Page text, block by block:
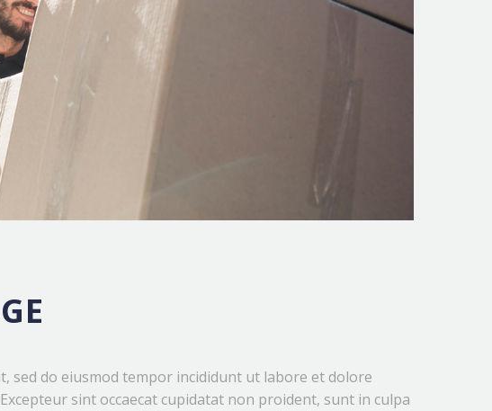
sed do eiusmod tempor incididunt ut labore et dolore
sint occaecat cupidatat non proident, sunt in culpa